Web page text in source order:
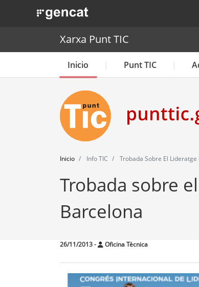
. Obre en una nova finestra.
Xarxa Punt TIC
Inicio Punt TIC
Inicio Info TIC Trobada Sobre El
Trobada sobre
Barcelona
26/11/2013- Oficina Tècnica